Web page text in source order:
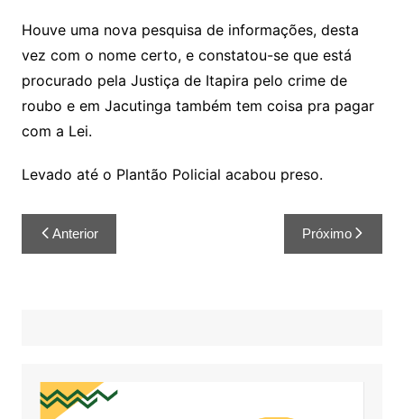
Houve uma nova pesquisa de informações, desta
vez com o nome certo, e constatou-se que está
procurado pela Justiça de Itapira pelo crime de
roubo e em Jacutinga também tem coisa pra pagar
com a Lei.
Levado até o Plantão Policial acabou preso.
Anterior Próximo